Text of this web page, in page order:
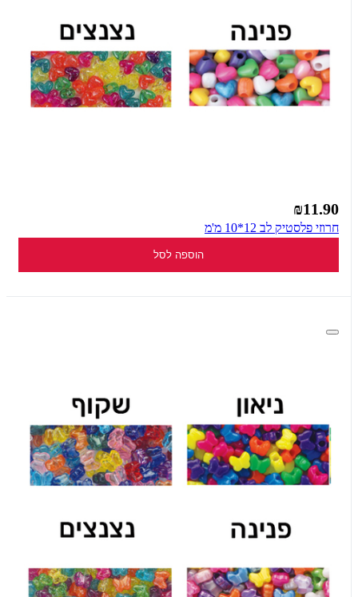
₪11.90
חרוזי פלסטיק לב 12*10 מ'מ
הוספה לסל